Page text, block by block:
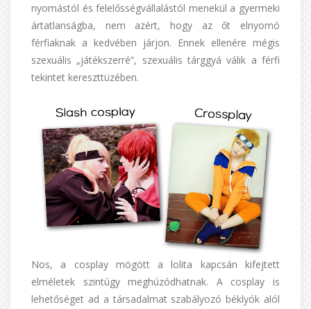
nyomástól és felelősségvállalástól menekül a gyermeki
ártatlanságba, nem azért, hogy az őt elnyomó
férfiaknak a kedvében járjon. Ennek ellenére mégis
szexuális „játékszerré”, szexuális tárggyá válik a férfi
tekintet kereszttüzében.
Nos, a cosplay mögött a lolita kapcsán kifejtett
elméletek szintúgy meghúzódhatnak. A cosplay is
lehetőséget ad a társadalmat szabályozó béklyók alól